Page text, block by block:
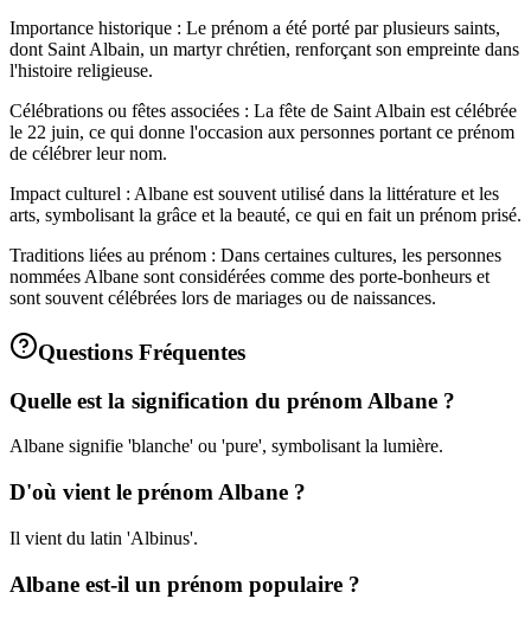
Importance historique : Le prénom a été porté par plusieurs saints,
dont Saint Albain, un martyr chrétien, renforçant son empreinte dans
l'histoire religieuse.
Célébrations ou fêtes associées : La fête de Saint Albain est célébrée
le 22 juin, ce qui donne l'occasion aux personnes portant ce prénom
de célébrer leur nom.
Impact culturel : Albane est souvent utilisé dans la littérature et les
arts, symbolisant la grâce et la beauté, ce qui en fait un prénom prisé.
Traditions liées au prénom : Dans certaines cultures, les personnes
nommées Albane sont considérées comme des porte-bonheurs et
sont souvent célébrées lors de mariages ou de naissances.
Questions Fréquentes
Quelle est la signification du prénom Albane ?
Albane signifie 'blanche' ou 'pure', symbolisant la lumière.
D'où vient le prénom Albane ?
Il vient du latin 'Albinus'.
Albane est-il un prénom populaire ?